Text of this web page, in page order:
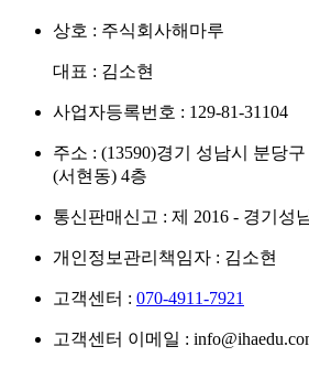
상호 : 주식회사해마루
대표 : 김소현
사업자등록번호 : 129-81-31104
주소 : (13590)경기 성남시 분당
(서현동) 4층
통신판매신고 : 제 2016 - 경기성
개인정보관리책임자 : 김소현
고객센터 : 070-4911-7921
고객센터 이메일 :